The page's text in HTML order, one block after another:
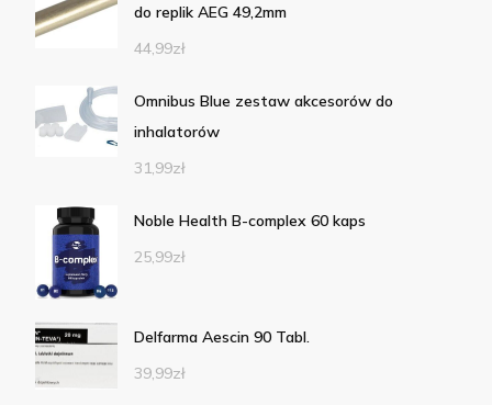
do replik AEG 49,2mm
44,99zł
Omnibus Blue zestaw akcesorów do
inhalatorów
31,99zł
Noble Health B-complex 60 kaps
25,99zł
Delfarma Aescin 90 Tabl.
39,99zł